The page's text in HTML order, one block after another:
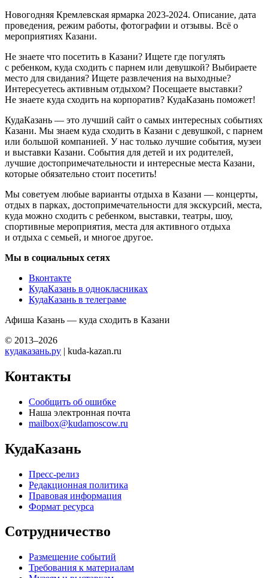
Новогодняя Кремлевская ярмарка 2023-2024. Описание, дата
проведения, режим работы, фотографии и отзывы. Всё о
мероприятиях Казани.
Не знаете что посетить в Казани? Ищете где погулять
с ребенком, куда сходить с парнем или девушкой? Выбираете
место для свидания? Ищете развлечения на выходные?
Интересуетесь активным отдыхом? Посещаете выставки?
Не знаете куда сходить на корпоратив? КудаКазань поможет!
КудаКазань — это лучший сайт о самых интересных событиях
Казани. Мы знаем куда сходить в Казани с девушкой, с парнем
или большой компанией. У нас только лучшие события, музеи
и выставки Казани. События для детей и их родителей,
лучшие достопримечательности и интересные места Казани,
которые обязательно стоит посетить!
Мы советуем любые варианты отдыха в Казани — концерты,
отдых в парках, достопримечательности для экскурсий, места,
куда можно сходить с ребенком, выставки, театры, шоу,
спортивные мероприятия, места для активного отдыха
и отдыха с семьей, и многое другое.
Мы в социальных сетях
Вконтакте
КудаКазань в однокласниках
КудаКазань в телеграме
Афиша Казань — куда сходить в Казани
© 2013–2026
кудаказань.ру | kuda-kazan.ru
Контакты
Сообщить об ошибке
Наша электронная почта
mailbox@kudamoscow.ru
КудаКазань
Пресс-релиз
Редакционная политика
Правовая информация
Формат ресурса
Сотрудничество
Размещение событий
Требования к материалам